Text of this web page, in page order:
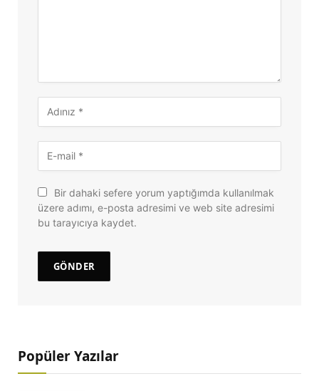
Bir dahaki sefere yorum yaptığımda kullanılmak
üzere adımı, e-posta adresimi ve web site adresimi
bu tarayıcıya kaydet.
Popüler Yazılar